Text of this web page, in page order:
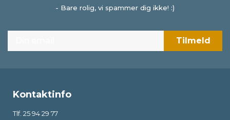
- Bare rolig, vi spammer dig ikke! :)
Kontaktinfo
Tlf. 25 94 29 77